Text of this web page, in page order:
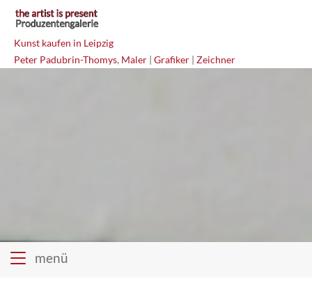
Kunst kaufen in Leipzig
Peter Padubrin-Thomys, Maler | Grafiker | Zeichner
menü